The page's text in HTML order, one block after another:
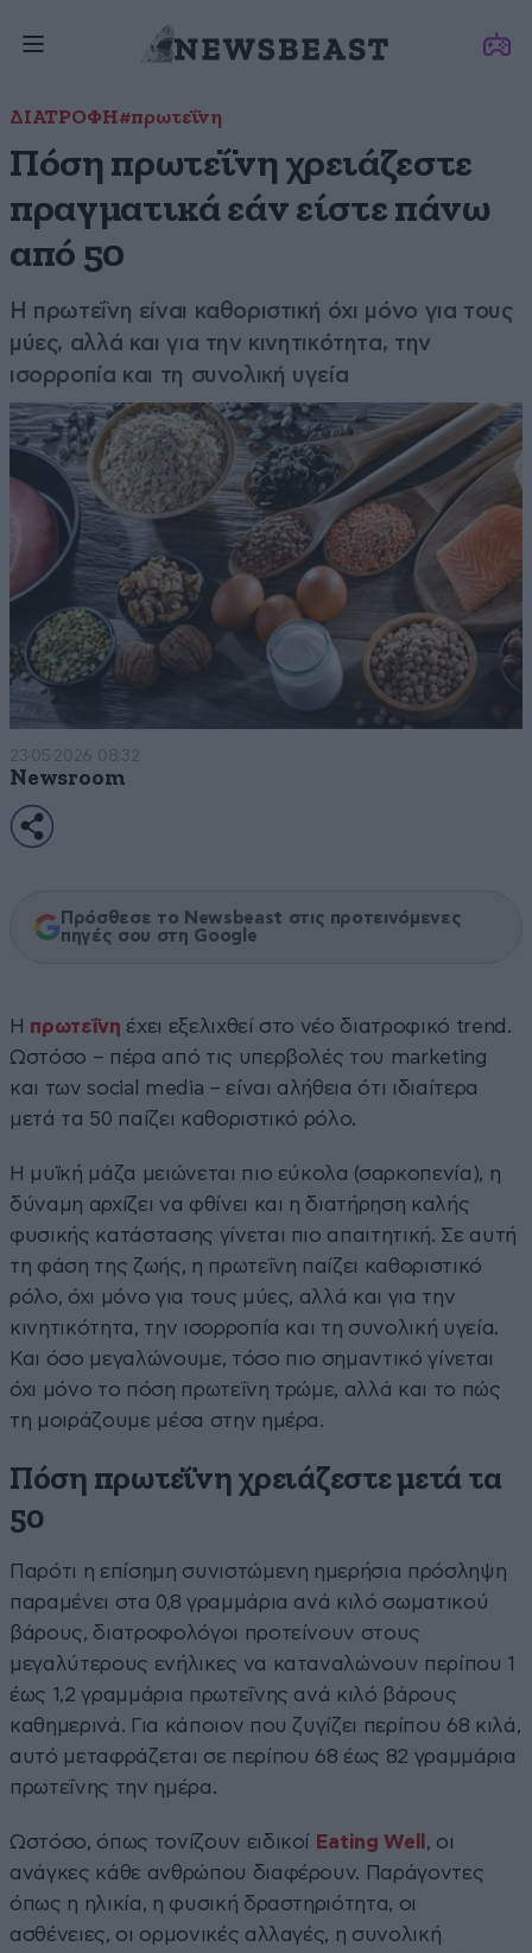
ΔΙΑΤΡΟΦΗ#πρωτεΐνη
Πόση πρωτεΐνη χρειάζεστε
πραγματικά εάν είστε πάνω
από 50
Η πρωτεΐνη είναι καθοριστική όχι μόνο για τους
μύες, αλλά και για την κινητικότητα, την
ισορροπία και τη συνολική υγεία
23·05·2026 08:32
Newsroom
Πρόσθεσε το Newsbeast στις προτεινόμενες
πηγές σου στη Google
Η πρωτεΐνη έχει εξελιχθεί στο νέο διατροφικό trend.
Ωστόσο – πέρα από τις υπερβολές του marketing
και των social media – είναι αλήθεια ότι ιδιαίτερα
μετά τα 50 παίζει καθοριστικό ρόλο.
Η μυϊκή μάζα μειώνεται πιο εύκολα (σαρκοπενία), η
δύναμη αρχίζει να φθίνει και η διατήρηση καλής
φυσικής κατάστασης γίνεται πιο απαιτητική. Σε αυτή
τη φάση της ζωής, η πρωτεΐνη παίζει καθοριστικό
ρόλο, όχι μόνο για τους μύες, αλλά και για την
κινητικότητα, την ισορροπία και τη συνολική υγεία.
Και όσο μεγαλώνουμε, τόσο πιο σημαντικό γίνεται
όχι μόνο το πόση πρωτεΐνη τρώμε, αλλά και το πώς
τη μοιράζουμε μέσα στην ημέρα.
Πόση πρωτεΐνη χρειάζεστε μετά τα
50
Παρότι η επίσημη συνιστώμενη ημερήσια πρόσληψη
παραμένει στα 0,8 γραμμάρια ανά κιλό σωματικού
βάρους, διατροφολόγοι προτείνουν στους
μεγαλύτερους ενήλικες να καταναλώνουν περίπου 1
έως 1,2 γραμμάρια πρωτεΐνης ανά κιλό βάρους
καθημερινά. Για κάποιον που ζυγίζει περίπου 68 κιλά,
αυτό μεταφράζεται σε περίπου 68 έως 82 γραμμάρια
πρωτεΐνης την ημέρα.
Ωστόσο, όπως τονίζουν ειδικοί Eating Well , οι
ανάγκες κάθε ανθρώπου διαφέρουν. Παράγοντες
όπως η ηλικία, η φυσική δραστηριότητα, οι
ασθένειες, οι ορμονικές αλλαγές, η συνολική